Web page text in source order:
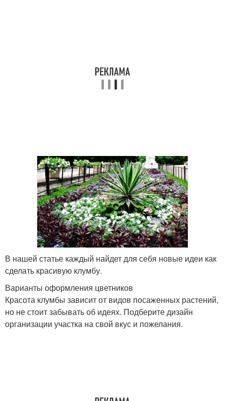
В нашей статье каждый найдет для себя новые идеи как
сделать красивую клумбу.
Варианты оформления цветников
Красота клумбы зависит от видов посаженных растений,
но не стоит забывать об идеях. Подберите дизайн
организации участка на свой вкус и пожелания.